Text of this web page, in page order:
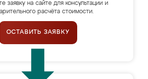
заявку на сайте для консультации и
расчёта стоимости.
ОСТАВИТЬ ЗАЯВКУ